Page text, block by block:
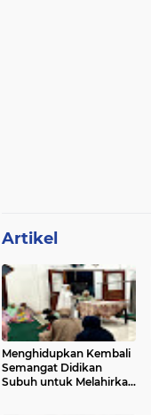
Artikel
Menghidupkan Kembali
Semangat Didikan
Subuh untuk Melahirkan